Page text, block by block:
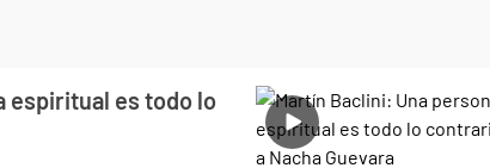
espiritual es todo lo